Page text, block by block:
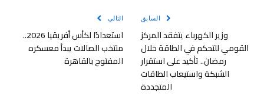
السابق
وزير الكهرباء يتفقد المركز
القومي للتحكم في الطاقة خلال
رمضان.. تأكيد على استقرار
الشبكة واستيعاب الطاقات
المتجددة
التالي
استعدادًا لكأس أفريقيا 2026..
منتخب الصالات يبدأ معسكره
المفتوح بالقاهرة